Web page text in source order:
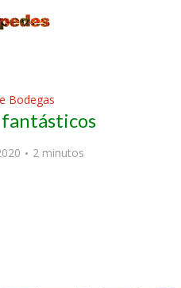
Bodegas
2 minutos